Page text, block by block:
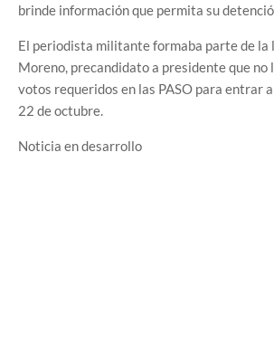
brinde información que permita su
El periodista militante formaba parte de la
Moreno, precandidato a presidente que no
votos requeridos en las PASO para entrar
22 de octubre.
Noticia en desarrollo